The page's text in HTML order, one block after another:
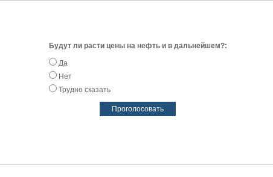
Будут ли расти цены на нефть и в дальнейшем?:
Да
Нет
Трудно сказать